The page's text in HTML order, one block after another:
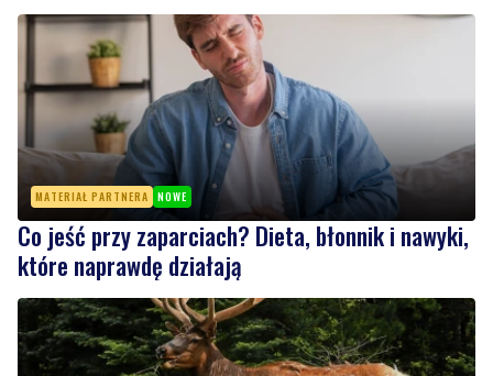
MATERIAŁ PARTNERA NOWE
Co jeść przy zaparciach? Dieta, błonnik i nawyki,
które naprawdę działają